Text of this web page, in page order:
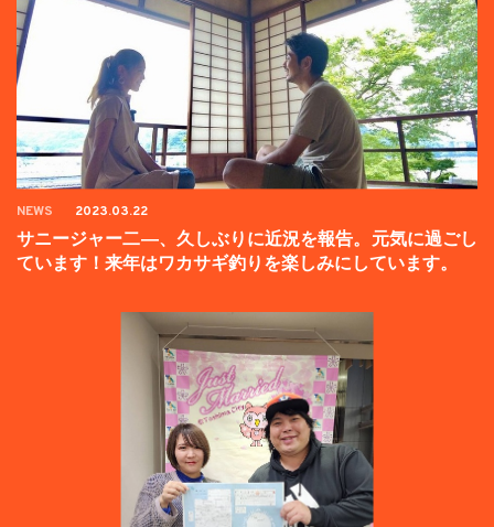
NEWS 2023.03.22
サニージャー二―、久しぶりに近況を報告。元気に過ごし
ています！来年はワカサギ釣りを楽しみにしています。